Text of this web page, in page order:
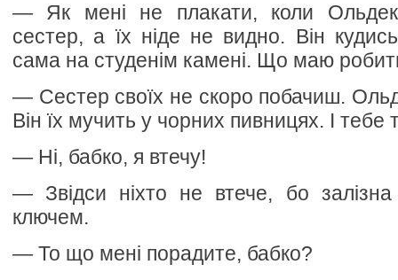
— Як мені не плакати, коли
сестер, а їх ніде не видно. Він
сама на студенім камені. Що маю
— Сестер своїх не скоро побачиш.
Він їх мучить у чорних пивницях. І тебе
— Ні, бабко, я втечу!
— Звідси ніхто не втече, бо
ключем.
— То що мені порадите, бабко?